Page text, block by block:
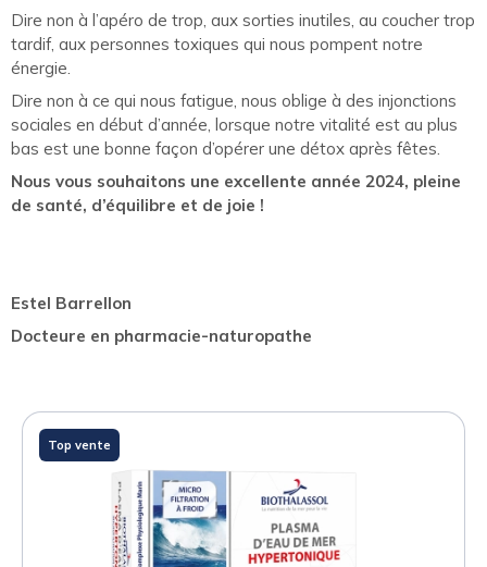
Dire non à l’apéro de trop, aux sorties inutiles, au coucher trop
tardif, aux personnes toxiques qui nous pompent notre
énergie.
Dire non à ce qui nous fatigue, nous oblige à des injonctions
sociales en début d’année, lorsque notre vitalité est au plus
bas est une bonne façon d’opérer une détox après fêtes.
Nous vous souhaitons une excellente année 2024, pleine
de santé, d’équilibre et de joie !
Estel Barrellon
Docteure en pharmacie-naturopathe
Top vente